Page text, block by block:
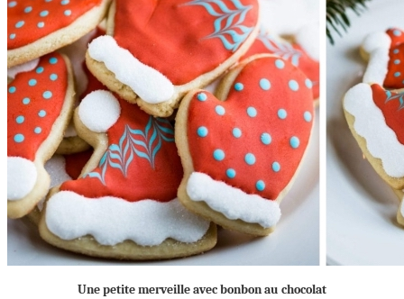
Une petite merveille avec bonbon au chocolat